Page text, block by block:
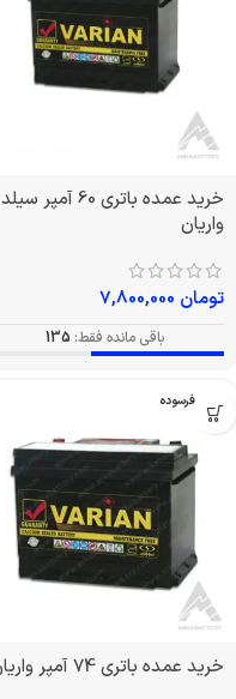
خرید عمده باتری 60 آمپر سیلد
واریان
تومان
باقی مانده فقط: 135
بدون فرسوده
خرید عمده باتری 74 آمپر واریان